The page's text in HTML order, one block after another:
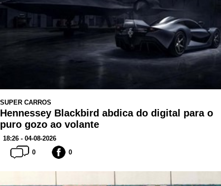
SUPER CARROS
Hennessey Blackbird abdica do digital para o
puro gozo ao volante
18:26 - 04-08-2026
0
0